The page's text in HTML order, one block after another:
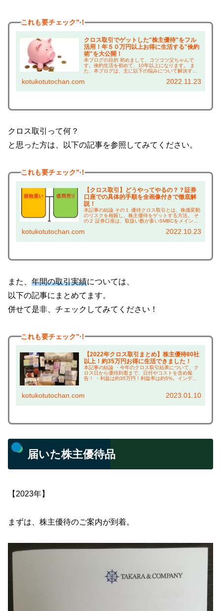
これも要チェック”！
クロス取引でゲットした"株主優待"をフル
活用！年５０万円以上お得に生活する"倹約
術"を大公開！
本ブログの目的 初めまして、コツコツ父ちゃんで
す。倹約生活を初めて、10年以上になります。 ま
た、本ブログは、主に以下の悩みについて解決する
は、 ・株主優待って何がもらえるの？ →実際に使
kotukotutochan.com 2022.11.23
クロス取引って何？
と思った方は、以下の記事を参照してみてください。
これも要チェック”！
【クロス取引】どうやってやるの？？証券
口座での具体的手順を全画像付きで徹底解
説！
本記事の結論 その１ 優待クロス取引とは、株価変動
のリスクを相殺し、株主優待をゲットする方法。 そ
の２ 証券口座は、取扱い数が多いSMBCをメイン、
企業でクロス取引するかは、 本ブログの...
kotukotutochan.com 2022.10.23
また、 年間の取引実績については、
以下の記事にまとめてます。
併せて是非、チェックしてみてください！
これも要チェック”！
【2022年クロス取引まとめ】株主優待80社
以上！約35万円お得に生活できました！
本記事の結論 ・今年のクロス取引結果について、ク
ロス日から優待到着まで、日付やコストを含め報
告！ ・利益は約35万円！利益率は約5%。インデッ
介！...
kotukotutochan.com 2023.01.10
届いた株主優待品
【2023年】
まずは、株主優待のご案内が到着。